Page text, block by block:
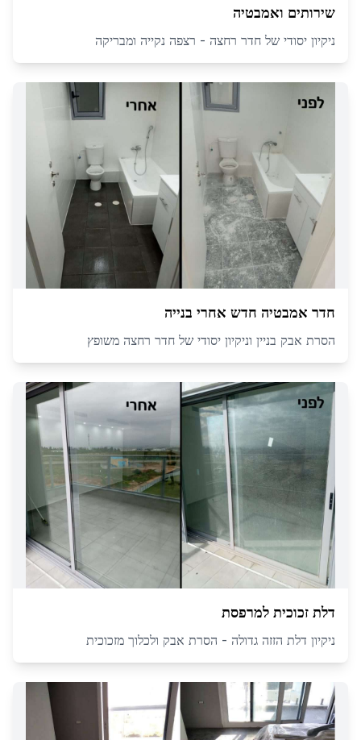
שירותים ואמבטיה
ניקיון יסודי של חדר רחצה - רצפה נקייה ומבריקה
חדר אמבטיה חדש אחרי בנייה
הסרת אבק בניין וניקיון יסודי של חדר רחצה משופץ
דלת זכוכית למרפסת
ניקיון דלת הזזה גדולה - הסרת אבק ולכלוך מזכוכית